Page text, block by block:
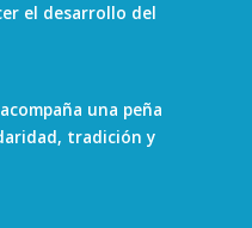
el desarrollo del
una peña
tradición y